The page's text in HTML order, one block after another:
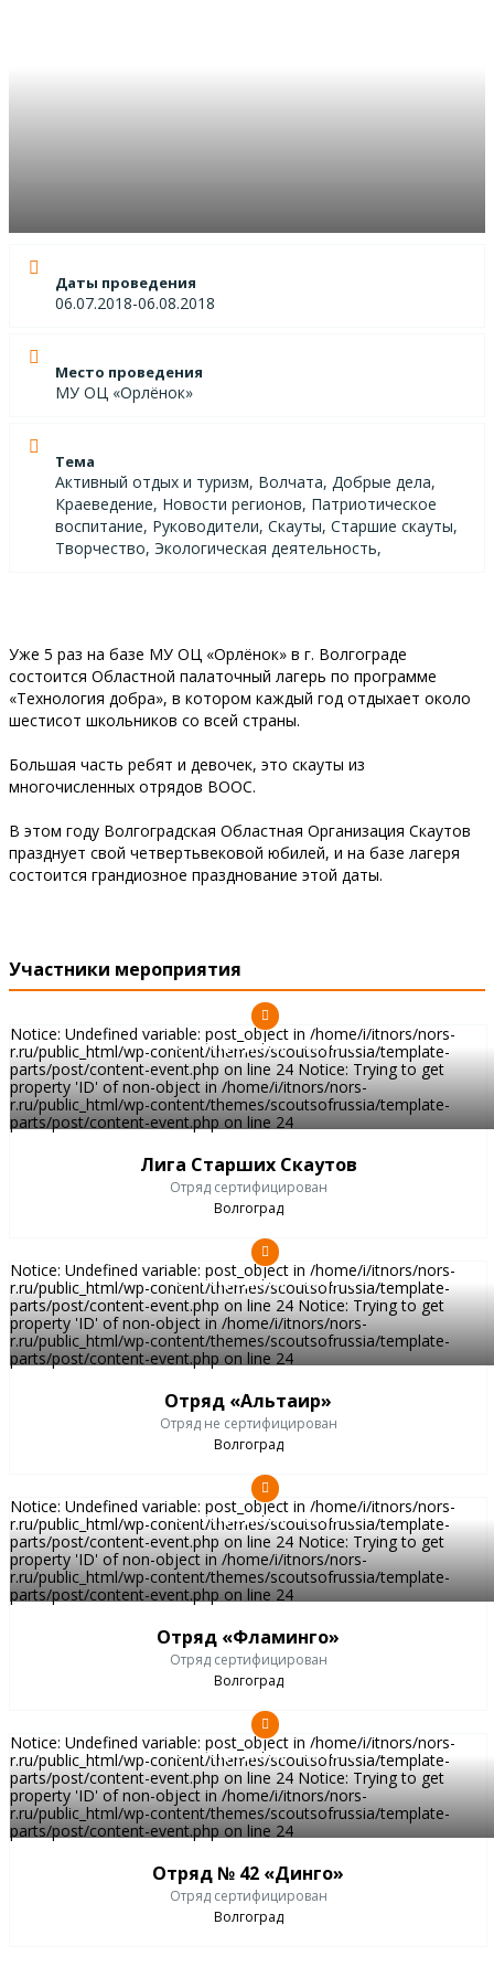
Даты проведения
06.07.2018-06.08.2018
Место проведения
МУ ОЦ «Орлёнок»
Тема
Активный отдых и туризм, Волчата, Добрые дела,
Краеведение, Новости регионов, Патриотическое
воспитание, Руководители, Скауты, Старшие скауты,
Творчество, Экологическая деятельность,
Уже 5 раз на базе МУ ОЦ «Орлёнок» в г. Волгограде
состоится Областной палаточный лагерь по программе
«Технология добра», в котором каждый год отдыхает около
шестисот школьников со всей страны.
Большая часть ребят и девочек, это скауты из
многочисленных отрядов ВООС.
В этом году Волгоградская Областная Организация Скаутов
празднует свой четвертьвековой юбилей, и на базе лагеря
состоится грандиозное празднование этой даты.
Участники мероприятия
Волгоградская область
Notice: Undefined variable: post_object in /home/i/itnors/nors-
r.ru/public_html/wp-content/themes/scoutsofrussia/template-
parts/post/content-event.php on line 24 Notice: Trying to get
property 'ID' of non-object in /home/i/itnors/nors-
r.ru/public_html/wp-content/themes/scoutsofrussia/template-
parts/post/content-event.php on line 24
Лига Старших Скаутов
Отряд сертифицирован
Волгоград
Волгоградская область
Notice: Undefined variable: post_object in /home/i/itnors/nors-
r.ru/public_html/wp-content/themes/scoutsofrussia/template-
parts/post/content-event.php on line 24 Notice: Trying to get
property 'ID' of non-object in /home/i/itnors/nors-
r.ru/public_html/wp-content/themes/scoutsofrussia/template-
parts/post/content-event.php on line 24
Отряд «Альтаир»
Отряд не сертифицирован
Волгоград
Волгоградская область
Notice: Undefined variable: post_object in /home/i/itnors/nors-
r.ru/public_html/wp-content/themes/scoutsofrussia/template-
parts/post/content-event.php on line 24 Notice: Trying to get
property 'ID' of non-object in /home/i/itnors/nors-
r.ru/public_html/wp-content/themes/scoutsofrussia/template-
parts/post/content-event.php on line 24
Отряд «Фламинго»
Отряд сертифицирован
Волгоград
Волгоградская область
Notice: Undefined variable: post_object in /home/i/itnors/nors-
r.ru/public_html/wp-content/themes/scoutsofrussia/template-
parts/post/content-event.php on line 24 Notice: Trying to get
property 'ID' of non-object in /home/i/itnors/nors-
r.ru/public_html/wp-content/themes/scoutsofrussia/template-
parts/post/content-event.php on line 24
Отряд № 42 «Динго»
Отряд сертифицирован
Волгоград